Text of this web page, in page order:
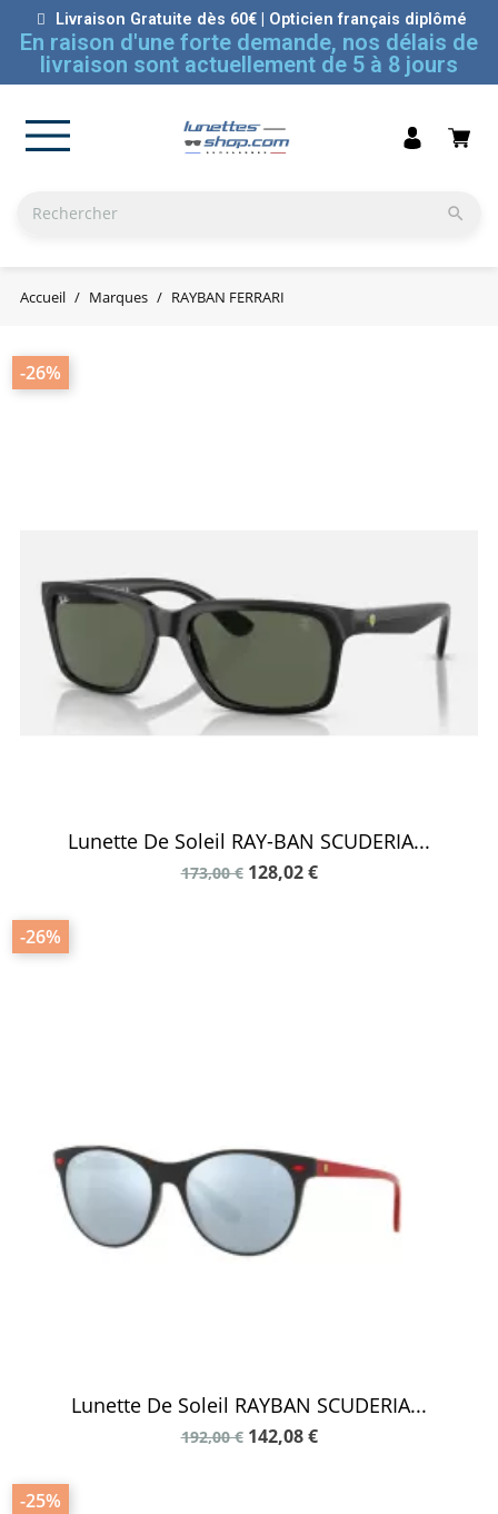
Livraison Gratuite dès 60€ | Opticien français diplômé
En raison d'une forte demande, nos délais de
livraison sont actuellement de 5 à 8 jours

Accueil Marques RAYBAN FERRARI
-26%
Lunette De Soleil RAY-BAN SCUDERIA...
173,00 € 128,02 €
-26%
Lunette De Soleil RAYBAN SCUDERIA...
192,00 € 142,08 €
-25%